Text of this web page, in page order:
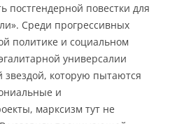
постгендерной повестки для
Среди прогрессивных
политике и социальном
универсалии
звездой, которую пытаются
и
марксизм тут не